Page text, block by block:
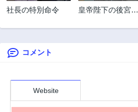
社長の特別命令
皇帝陛下の後宮で
です
コメント
Website